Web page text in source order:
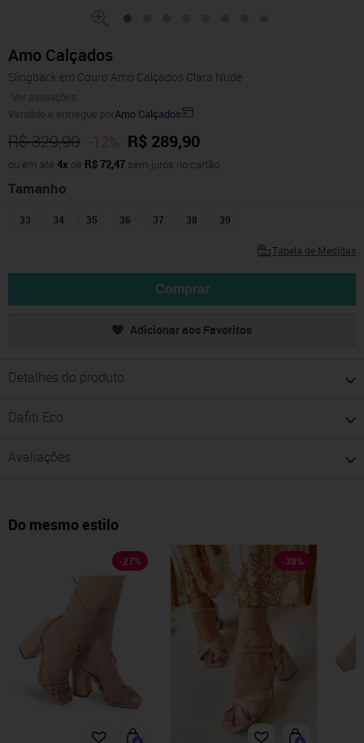
Amo Calçados
Slingback em Couro Amo Calçados Clara Nude
Ver avaliações
Vendido e entregue porAmo Calçados
R$ 329,90 -12% R$ 289,90
ou em até 4x de R$ 72,47 sem juros no cartão
Tamanho
33 34 35 36 37 38 39
Tabela de Medidas
Comprar
Adicionar aos Favoritos
Detalhes do produto
Dafiti Eco
Avaliações
Do mesmo estilo
-27% -38%